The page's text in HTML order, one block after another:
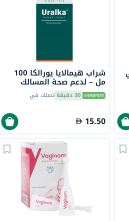
شراب هيمالايا يورالكا 100
مل – لدعم صحة المسالك
البولية، 100 مل30 دقيقة تصلك في
15.50